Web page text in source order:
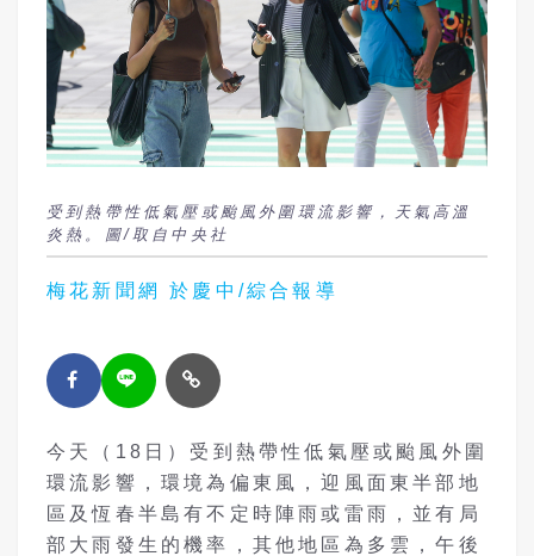
受到熱帶性低氣壓或颱風外圍環流影響，天氣高溫
炎熱。圖/取自中央社
梅花新聞網 於慶中/綜合報導
今天（18日）受到熱帶性低氣壓或颱風外圍
環流影響，環境為偏東風，迎風面東半部地
區及恆春半島有不定時陣雨或雷雨，並有局
部大雨發生的機率，其他地區為多雲，午後